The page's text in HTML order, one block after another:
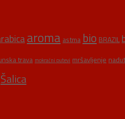
aroma astma bio BRAZIL
trava mokraćni putevi mršavljenje
Šalica